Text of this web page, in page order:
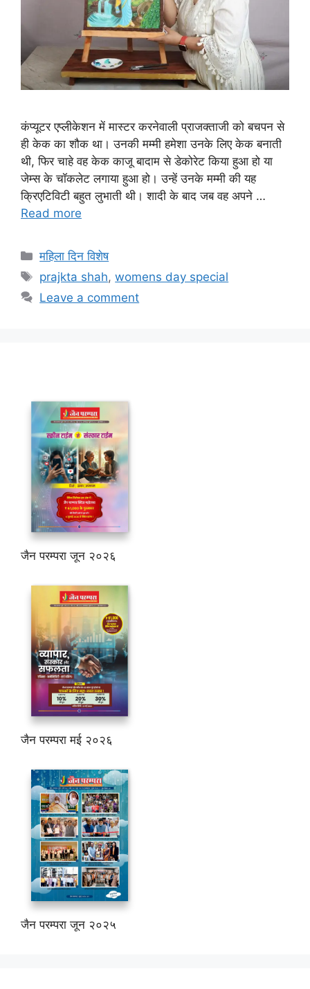
कंप्यूटर एप्लीकेशन में मास्टर करनेवाली प्राजक्ताजी को बचपन से
ही केक का शौक था। उनकी मम्मी हमेशा उनके लिए केक बनाती
थी, फिर चाहे वह केक काजू बादाम से डेकोरेट किया हुआ हो या
जेम्स के चॉकलेट लगाया हुआ हो। उन्हें उनके मम्मी की यह
क्रिएटिविटी बहुत लुभाती थी। शादी के बाद जब वह अपने …
Read more
Categories
महिला दिन विशेष
Tags
prajkta shah,womens day special
Leave a comment
जैन परम्परा जून २०२६
जैन परम्परा मई २०२६
जैन परम्परा जून २०२५